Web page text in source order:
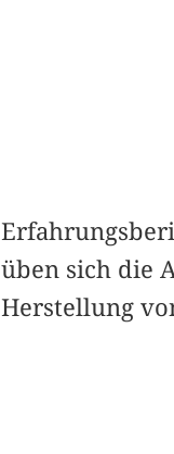
üben sich die
Herstellung